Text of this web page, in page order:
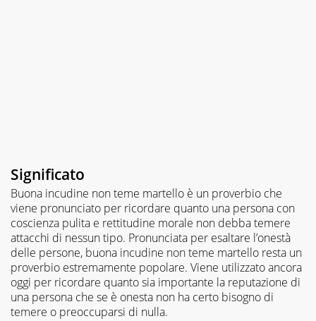
Significato
Buona incudine non teme martello è un proverbio che
viene pronunciato per ricordare quanto una persona con
coscienza pulita e rettitudine morale non debba temere
attacchi di nessun tipo. Pronunciata per esaltare l’onestà
delle persone, buona incudine non teme martello resta un
proverbio estremamente popolare. Viene utilizzato ancora
oggi per ricordare quanto sia importante la reputazione di
una persona che se è onesta non ha certo bisogno di
temere o preoccuparsi di nulla.